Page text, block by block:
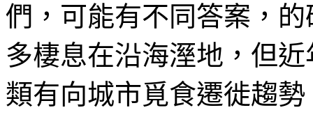
們，可能有不同答案，
多棲息在沿海溼地，但
類有向城市覓食遷徙趨